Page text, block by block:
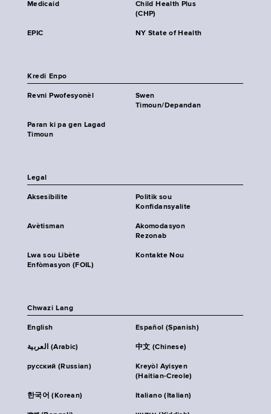
Medicaid
Child Health Plus
(CHP)
EPIC NY State of Health
Kredi Enpo
Revni Pwofesyonèl
Swen
Timoun/Depandan
Paran ki pa gen Lagad
Timoun
Legal
Aksesibilite
Politik sou
Konfidansyalite
Avètisman
Akomodasyon
Rezonab
Lwa sou Libète
Enfòmasyon (FOIL)
Kontakte Nou
Chwazi Lang
English Español (Spanish)
العربية (Arabic) 中文 (Chinese)
русский (Russian)
Kreyòl Ayisyen
(Haitian-Creole)
한국어 (Korean) Italiano (Italian)